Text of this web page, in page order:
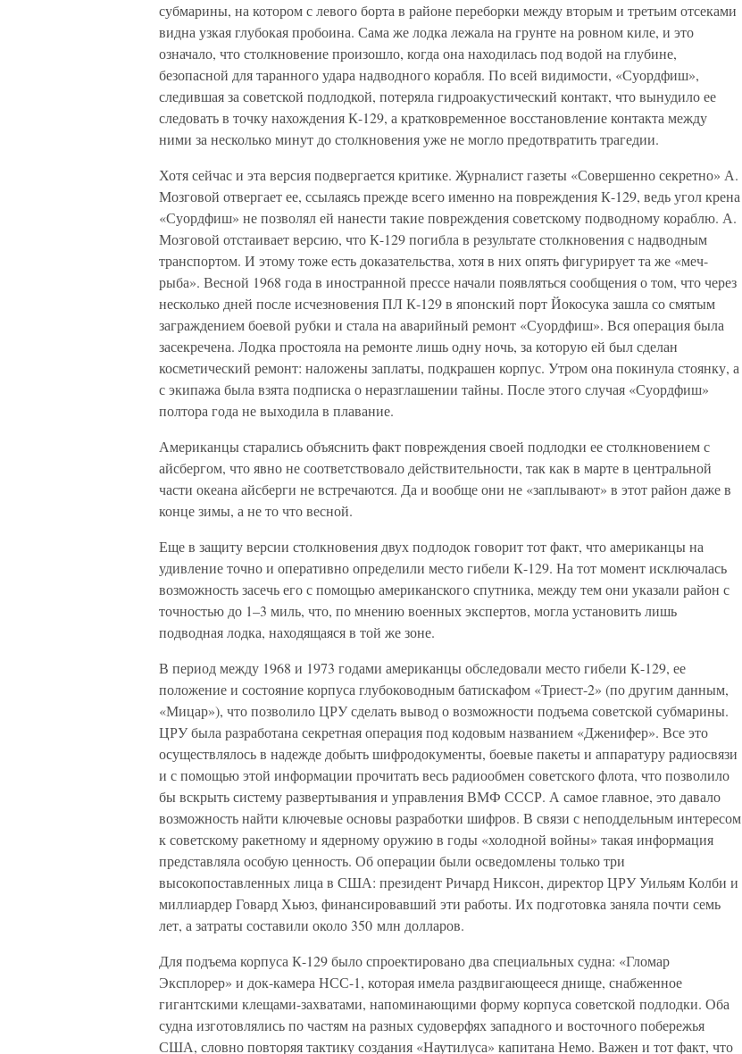
субмарины, на котором с левого борта в районе переборки между вторым и третьим отсеками
видна узкая глубокая пробоина. Сама же лодка лежала на грунте на ровном киле, и это
означало, что столкновение произошло, когда она находилась под водой на глубине,
безопасной для таранного удара надводного корабля. По всей видимости, «Суордфиш»,
следившая за советской подлодкой, потеряла гидроакустический контакт, что вынудило ее
следовать в точку нахождения К-129, а кратковременное восстановление контакта между
ними за несколько минут до столкновения уже не могло предотвратить трагедии.
Хотя сейчас и эта версия подвергается критике. Журналист газеты «Совершенно секретно» А.
Мозговой отвергает ее, ссылаясь прежде всего именно на повреждения К-129, ведь угол крена
«Суордфиш» не позволял ей нанести такие повреждения советскому подводному кораблю. А.
Мозговой отстаивает версию, что К-129 погибла в результате столкновения с надводным
транспортом. И этому тоже есть доказательства, хотя в них опять фигурирует та же «меч-
рыба». Весной 1968 года в иностранной прессе начали появляться сообщения о том, что через
несколько дней после исчезновения ПЛ К-129 в японский порт Йокосука зашла со смятым
заграждением боевой рубки и стала на аварийный ремонт «Суордфиш». Вся операция была
засекречена. Лодка простояла на ремонте лишь одну ночь, за которую ей был сделан
косметический ремонт: наложены заплаты, подкрашен корпус. Утром она покинула стоянку, а
с экипажа была взята подписка о неразглашении тайны. После этого случая «Суордфиш»
полтора года не выходила в плавание.
Американцы старались объяснить факт повреждения своей подлодки ее столкновением с
айсбергом, что явно не соответствовало действительности, так как в марте в центральной
части океана айсберги не встречаются. Да и вообще они не «заплывают» в этот район даже в
конце зимы, а не то что весной.
Еще в защиту версии столкновения двух подлодок говорит тот факт, что американцы на
удивление точно и оперативно определили место гибели К-129. На тот момент исключалась
возможность засечь его с помощью американского спутника, между тем они указали район с
точностью до 1–3 миль, что, по мнению военных экспертов, могла установить лишь
подводная лодка, находящаяся в той же зоне.
В период между 1968 и 1973 годами американцы обследовали место гибели К-129, ее
положение и состояние корпуса глубоководным батискафом «Триест-2» (по другим данным,
«Мицар»), что позволило ЦРУ сделать вывод о возможности подъема советской субмарины.
ЦРУ была разработана секретная операция под кодовым названием «Дженифер». Все это
осуществлялось в надежде добыть шифродокументы, боевые пакеты и аппаратуру радиосвязи
и с помощью этой информации прочитать весь радиообмен советского флота, что позволило
бы вскрыть систему развертывания и управления ВМФ СССР. А самое главное, это давало
возможность найти ключевые основы разработки шифров. В связи с неподдельным интересом
к советскому ракетному и ядерному оружию в годы «холодной войны» такая информация
представляла особую ценность. Об операции были осведомлены только три
высокопоставленных лица в США: президент Ричард Никсон, директор ЦРУ Уильям Колби и
миллиардер Говард Хьюз, финансировавший эти работы. Их подготовка заняла почти семь
лет, а затраты составили около 350 млн долларов.
Для подъема корпуса К-129 было спроектировано два специальных судна: «Гломар
Эксплорер» и док-камера НСС-1, которая имела раздвигающееся днище, снабженное
гигантскими клещами-захватами, напоминающими форму корпуса советской подлодки. Оба
судна изготовлялись по частям на разных судоверфях западного и восточного побережья
США, словно повторяя тактику создания «Наутилуса» капитана Немо. Важен и тот факт, что